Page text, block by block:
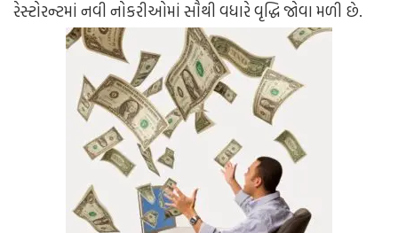
રેસ્ટોરન્ટમાં નવી નોકરીઓમાં સૌથી વધારે વૃદ્ધિ જોવા મળી છે.